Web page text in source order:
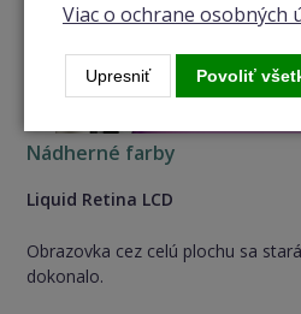
Nádherné farby
Liquid Retina LCD
Obrazovka cez celú plochu sa
dokonalo.
Viac o ochrane osobných
Upresniť Povoliť